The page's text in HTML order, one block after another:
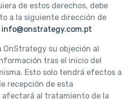
de estos derechos, debe
a la siguiente dirección de
info@onstrategy.com.pt
OnStrategy su objeción al
tras el inicio del
Esto solo tendrá efectos a
recepción de esta
afectará al tratamiento de la